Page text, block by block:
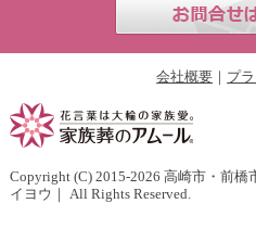
会社概要 プ
Copyright (C) 2015-2026 高崎市・前橋
イヨウ ｜ All Rights Reserved.